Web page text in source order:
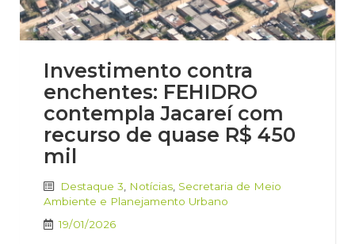
Investimento contra
enchentes: FEHIDRO
contempla Jacareí com
recurso de quase R$ 450
mil
Destaque 3 Notícias Secretaria de Meio
Ambiente e Planejamento Urbano
19/01/2026